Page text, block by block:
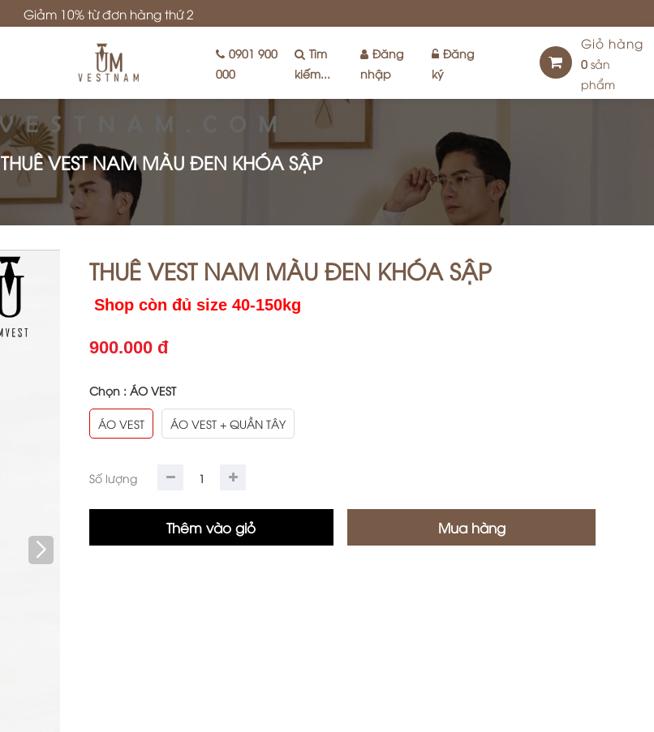
Giảm 10% từ đơn hàng thứ 2
0901 900
000
Tìm
kiếm...
Đăng
nhập
Đăng
ký
Giỏ hàng
0sản
phẩm
THUÊ VEST NAM MÀU ĐEN KHÓA SẬP
THUÊ VEST NAM MÀU ĐEN KHÓA SẬP
Shop còn đủ size 40-150kg
900.000 đ
Chọn : ÁO VEST
ÁO VEST ÁO VEST + QUẦN TÂY
Số lượng